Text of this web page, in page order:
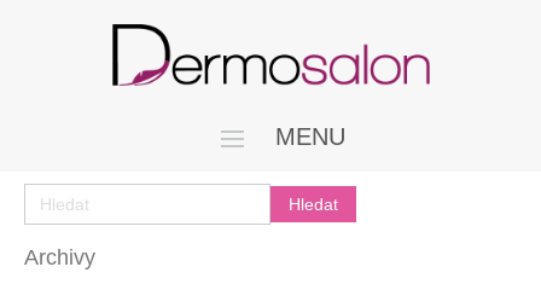
MENU
Archivy